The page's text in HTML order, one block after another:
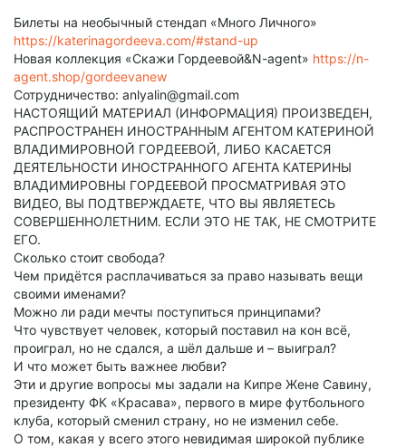
Билеты на необычный стендап «Много Личного»
https://katerinagordeeva.com/#stand-up
Новая коллекция «Скажи Гордеевой&N-agent» https://n-
agent.shop/gordeevanew
Сотрудничество: anlyalin@gmail.com
НАСТОЯЩИЙ МАТЕРИАЛ (ИНФОРМАЦИЯ) ПРОИЗВЕДЕН,
РАСПРОСТРАНЕН ИНОСТРАННЫМ АГЕНТОМ КАТЕРИНОЙ
ВЛАДИМИРОВНОЙ ГОРДЕЕВОЙ, ЛИБО КАСАЕТСЯ
ДЕЯТЕЛЬНОСТИ ИНОСТРАННОГО АГЕНТА КАТЕРИНЫ
ВЛАДИМИРОВНЫ ГОРДЕЕВОЙ ПРОСМАТРИВАЯ ЭТО
ВИДЕО, ВЫ ПОДТВЕРЖДАЕТЕ, ЧТО ВЫ ЯВЛЯЕТЕСЬ
СОВЕРШЕННОЛЕТНИМ. ЕСЛИ ЭТО НЕ ТАК, НЕ СМОТРИТЕ
ЕГО.
Сколько стоит свобода?
Чем придётся расплачиваться за право называть вещи
своими именами?
Можно ли ради мечты поступиться принципами?
Что чувствует человек, который поставил на кон всё,
проиграл, но не сдался, а шёл дальше и – выиграл?
И что может быть важнее любви?
Эти и другие вопросы мы задали на Кипре Жене Савину,
президенту ФК «Красава», первого в мире футбольного
клуба, который сменил страну, но не изменил себе.
О том, какая у всего этого невидимая широкой публике